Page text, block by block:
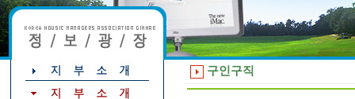
구인구직